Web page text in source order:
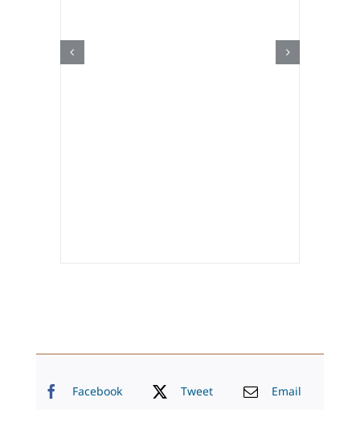
Facebook Tweet Email